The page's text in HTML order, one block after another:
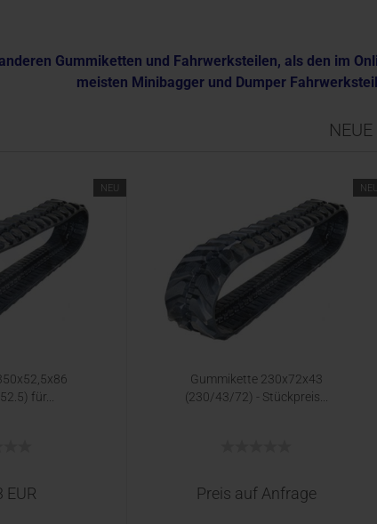
Gummiketten und Fahrwerksteilen, als den im
meisten Minibagger und Dumper
NEU
für...
EUR
NEU
Gummikette 230x72x43
(230/43/72) - Stückpreis...
Preis auf Anfrage